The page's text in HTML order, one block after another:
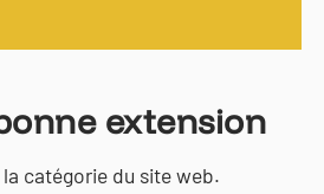
extension
la catégorie du site web.